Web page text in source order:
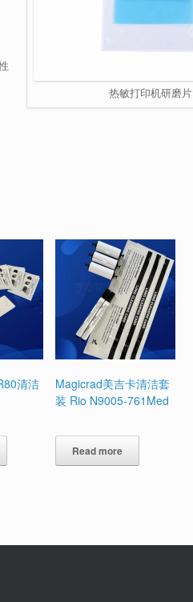
热敏打印机研磨片
清洁
Magicrad美吉卡清洁套
装 Rio N9005-761Med
Read more